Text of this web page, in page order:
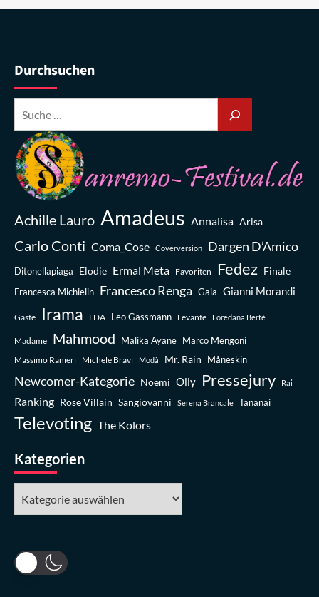
Durchsuchen
Achille Lauro Amadeus Annalisa Arisa
Carlo Conti Coma_Cose Coverversion Dargen D’Amico
Ditonellapiaga Elodie Ermal Meta Favoriten Fedez Finale
Francesca Michielin Francesco Renga Gaia Gianni Morandi
Gäste Irama LDA Leo Gassmann Levante Loredana Bertè
Madame Mahmood Malika Ayane Marco Mengoni
Massimo Ranieri Michele Bravi Modà Mr. Rain Måneskin
Newcomer-Kategorie Noemi Olly Pressejury Rai
Ranking Rose Villain Sangiovanni Serena Brancale Tananai
Televoting The Kolors
Kategorien